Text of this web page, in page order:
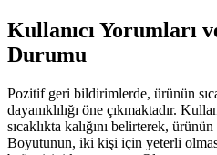
Kullanıcı Yorumları
Durumu
Pozitif geri bildirimlerde, ürünün
dayanıklılığı öne çıkmaktadır.
sıcaklıkta kalığını belirterek,
Boyutunun, iki kişi için yeterli olması